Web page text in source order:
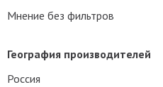
Мнение без фильтров
География производителей
Россия